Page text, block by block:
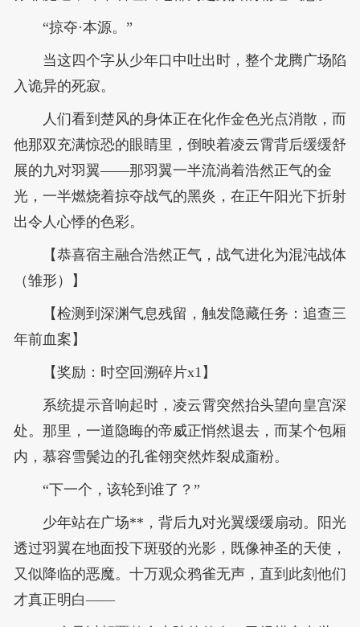
“掠夺·本源。”
当这四个字从少年口中吐出时，整个龙腾广场陷
入诡异的死寂。
人们看到楚风的身体正在化作金色光点消散，而
他那双充满惊恐的眼睛里，倒映着凌云霄背后缓缓舒
展的九对羽翼——那羽翼一半流淌着浩然正气的金
光，一半燃烧着掠夺战气的黑炎，在正午阳光下折射
出令人心悸的色彩。
【恭喜宿主融合浩然正气，战气进化为混沌战体
（雏形）】
【检测到深渊气息残留，触发隐藏任务：追查三
年前血案】
【奖励：时空回溯碎片x1】
系统提示音响起时，凌云霄突然抬头望向皇宫深
处。那里，一道隐晦的帝威正悄然退去，而某个包厢
内，慕容雪鬓边的孔雀翎突然炸裂成齑粉。
“下一个，该轮到谁了？”
少年站在广场**，背后九对光翼缓缓扇动。阳光
透过羽翼在地面投下斑驳的光影，既像神圣的天使，
又似降临的恶魔。十万观众鸦雀无声，直到此刻他们
才真正明白——